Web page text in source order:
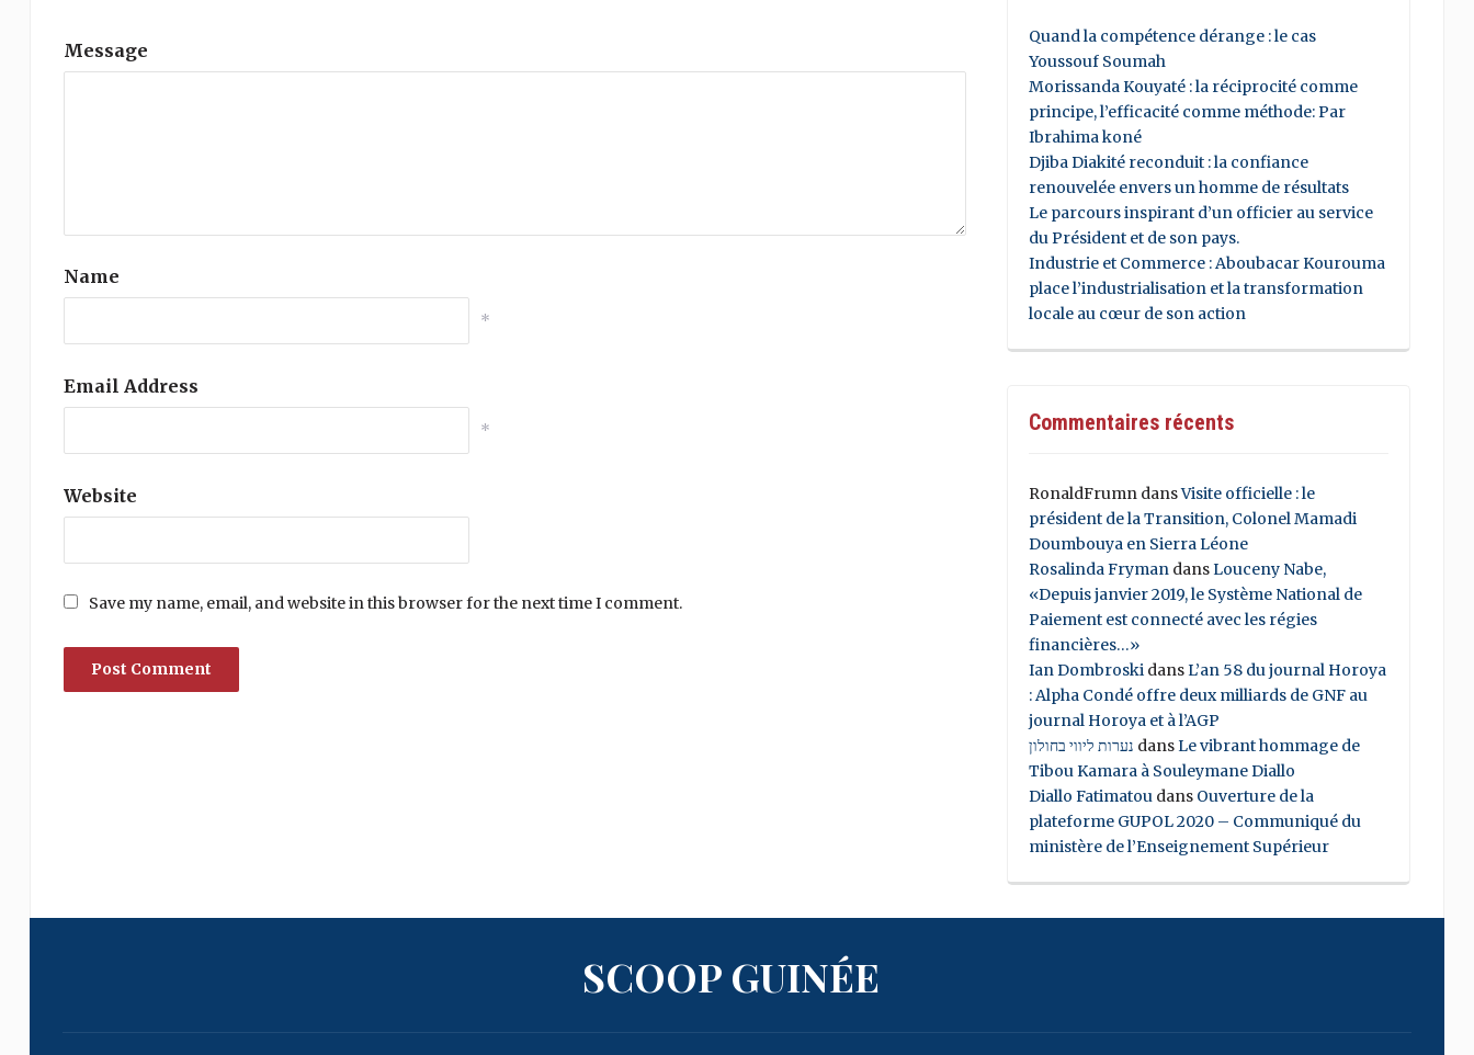
Message
Name
*
Email Address
*
Website
Save my name, email, and website in this browser for the next time I comment.
Quand la compétence dérange : le cas
Youssouf Soumah
Morissanda Kouyaté : la réciprocité comme
principe, l’efficacité comme méthode: Par
Ibrahima koné
Djiba Diakité reconduit : la confiance
renouvelée envers un homme de résultats
Le parcours inspirant d’un officier au service
du Président et de son pays.
Industrie et Commerce : Aboubacar Kourouma
place l’industrialisation et la transformation
locale au cœur de son action
Commentaires récents
RonaldFrumndansVisite officielle : le
président de la Transition, Colonel Mamadi
Doumbouya en Sierra Léone
Rosalinda FrymandansLouceny Nabe,
«Depuis janvier 2019, le Système National de
Paiement est connecté avec les régies
financières…»
Ian DombroskidansL’an 58 du journal Horoya
: Alpha Condé offre deux milliards de GNF au
journal Horoya et à l’AGP
נערות ליווי בחולון dansLe vibrant hommage de
Tibou Kamara à Souleymane Diallo
Diallo Fatimatoudans Ouverture de la
plateforme GUPOL 2020 – Communiqué du
ministère de l’Enseignement Supérieur
SCOOP GUINÉE